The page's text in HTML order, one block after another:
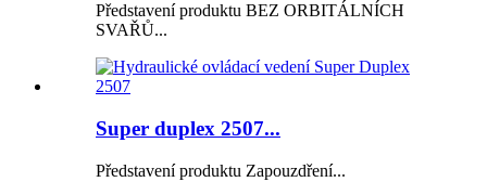
Představení produktu BEZ ORBITÁLNÍCH
SVAŘŮ...
Super duplex 2507...
Představení produktu Zapouzdření...